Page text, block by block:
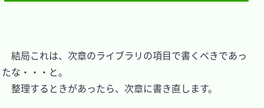
結局これは、次章のライブラリの項目で書くべきであっ
たな・・・と。
整理するときがあったら、次章に書き直します。